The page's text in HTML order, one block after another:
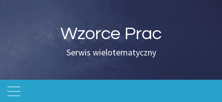
content
Wzorce Prac
Serwis wielotematyczny